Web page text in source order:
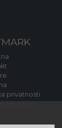
privatnosti